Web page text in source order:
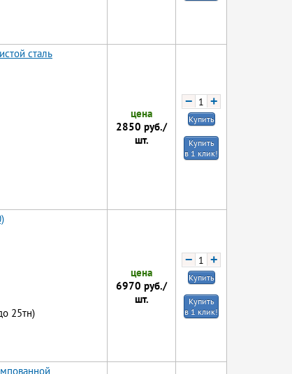
сталь
цена
2850 руб./
шт.
− +
Купить
Купить
в 1 клик!
25тн)
цена
6970 руб./
шт.
− +
Купить
Купить
в 1 клик!